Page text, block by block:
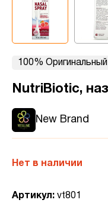
100%
NutriBiotic,
New Brand
Нет в наличии
Артикул: vt801